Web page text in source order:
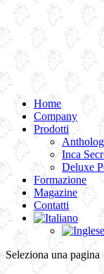
Home
Company
Prodotti
Inca
Deluxe
Formazione
Magazine
Contatti
Seleziona una pagina